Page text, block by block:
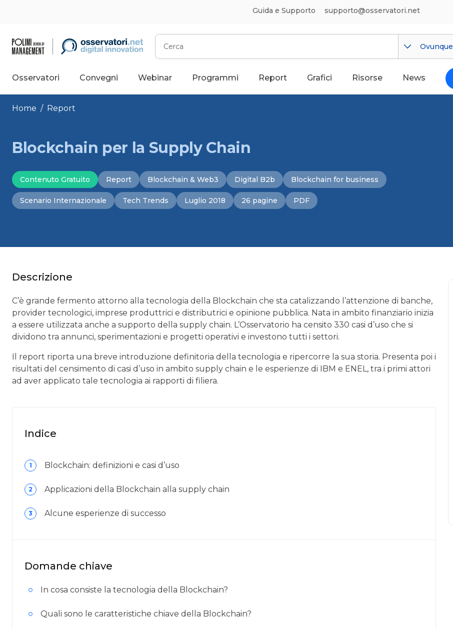
Guida e Supporto supporto@osservatori.net
Cerca
Ovunque
Osservatori Convegni Webinar Programmi Report Grafici Risorse News
Home / Report
Blockchain per la Supply Chain
Contenuto Gratuito Report Blockchain & Web3 Digital B2b Blockchain for business
Scenario Internazionale Tech Trends Luglio 2018 26 pagine PDF
Descrizione
C’è grande fermento attorno alla tecnologia della Blockchain che sta catalizzando l’attenzione di banche,
provider tecnologici, imprese produttrici e distributrici e opinione pubblica. Nata in ambito finanziario inizia
a essere utilizzata anche a supporto della supply chain. L’Osservatorio ha censito 330 casi d’uso che si
dividono tra annunci, sperimentazioni e progetti operativi e investono tutti i settori.
Il report riporta una breve introduzione definitoria della tecnologia e ripercorre la sua storia. Presenta poi i
risultati del censimento di casi d’uso in ambito supply chain e le esperienze di IBM e ENEL, tra i primi attori
ad aver applicato tale tecnologia ai rapporti di filiera.
Indice
1 Blockchain: definizioni e casi d’uso
2 Applicazioni della Blockchain alla supply chain
3 Alcune esperienze di successo
Domande chiave
In cosa consiste la tecnologia della Blockchain?
Quali sono le caratteristiche chiave della Blockchain?